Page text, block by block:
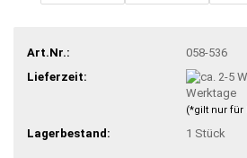
Art.Nr.:
058-536
Lieferzeit:
Werktage
(*gilt nur für
Lagerbestand: 1 Stück